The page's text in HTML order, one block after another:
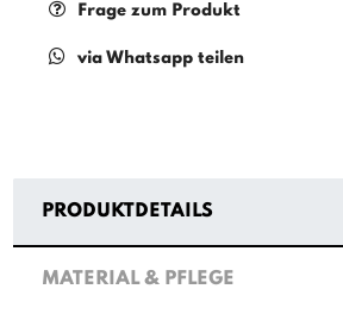
Frage zum Produkt
via Whatsapp teilen
PRODUKTDETAILS
MATERIAL & PFLEGE